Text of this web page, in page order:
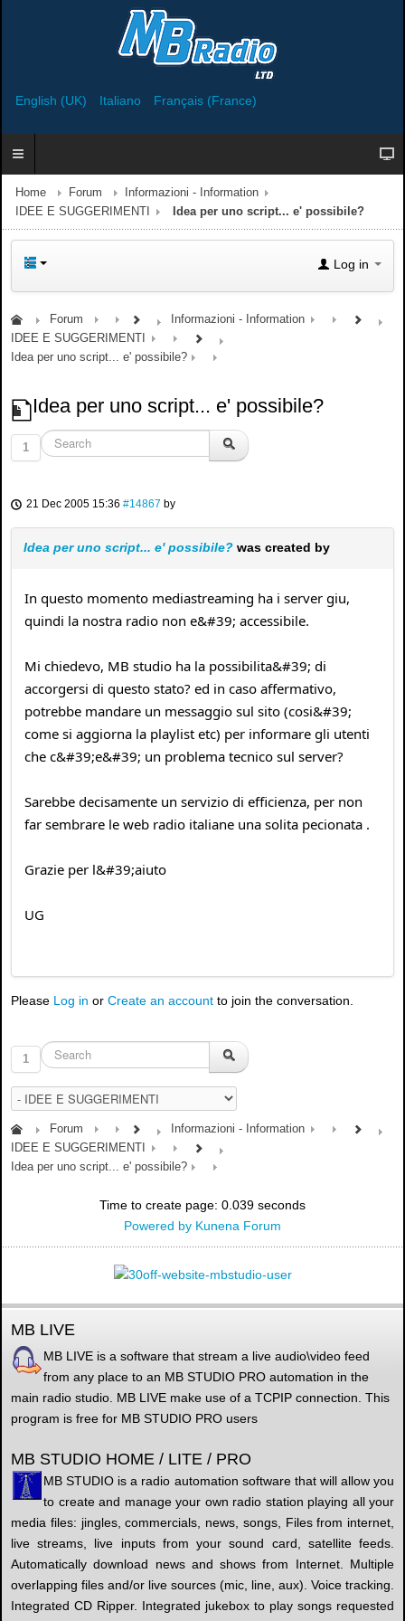
English (UK) Italiano Français (France)
Home Forum
Informazioni - Information
IDEE E SUGGERIMENTI
Idea per uno script... e' possibile?
Log in
Forum
Informazioni - Information
IDEE E SUGGERIMENTI
Idea per uno script... e' possibile?
Idea per uno script... e' possibile?
1
21 Dec 2005 15:36 #14867 by
Idea per uno script... e' possibile? was created by
In questo momento mediastreaming ha i server giu,
quindi la nostra radio non e&#39; accessibile.
Mi chiedevo, MB studio ha la possibilita&#39; di
accorgersi di questo stato? ed in caso affermativo,
potrebbe mandare un messaggio sul sito (cosi&#39;
come si aggiorna la playlist etc) per informare gli utenti
che c&#39;e&#39; un problema tecnico sul server?
Sarebbe decisamente un servizio di efficienza, per non
far sembrare le web radio italiane una solita pecionata .
Grazie per l&#39;aiuto
UG
Please Log in or Create an account to join the conversation.
1
Forum
Informazioni - Information
IDEE E SUGGERIMENTI
Idea per uno script... e' possibile?
Time to create page: 0.039 seconds
Powered by Kunena Forum
MB LIVE
MB LIVE is a software that stream a live audio\video feed
from any place to an MB STUDIO PRO automation in the
main radio studio. MB LIVE make use of a TCPIP connection. This
program is free for MB STUDIO PRO users
MB STUDIO HOME / LITE / PRO
MB STUDIO is a radio automation software that will allow you
to create and manage your own radio station playing all your
media files: jingles, commercials, news, songs, Files from internet,
live streams, live inputs from your sound card, satellite feeds.
Automatically download news and shows from Internet. Multiple
overlapping files and/or live sources (mic, line, aux). Voice tracking.
Integrated CD Ripper. Integrated jukebox to play songs requested